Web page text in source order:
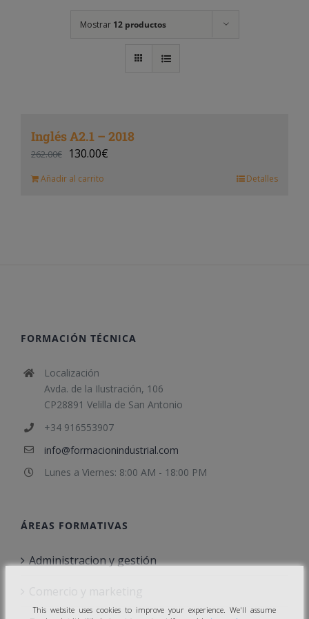
Mostrar 12 productos
Inglés A2.1 – 2018
262.00€ 130.00€
Añadir al carrito Detalles
FORMACIÓN TÉCNICA
Localización
Avda. de la Ilustración, 106
CP28891 Velilla de San Antonio
+34 916553907
info@formacionindustrial.com
Lunes a Viernes: 8:00 AM - 18:00 PM
ÁREAS FORMATIVAS
Administracion y gestión
This website uses cookies to improve your experience. We'll assume